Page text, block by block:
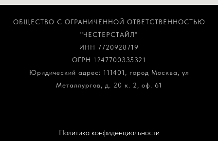
ОБЩЕСТВО С ОГРАНИЧЕННОЙ ОТВЕТСТВЕННОСТЬЮ
"ЧЕСТЕРСТАЙЛ"
ИНН 7720928719
ОГРН 1247700335321
Юридический адрес: 111401, город Москва, ул
Металлургов, д. 20 к. 2, оф. 61
Политика конфиденциальности